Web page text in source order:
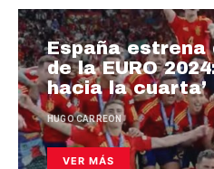
España estrena
de la EURO
hacia la cuarta’
HUGO CARREON
VER MÁS